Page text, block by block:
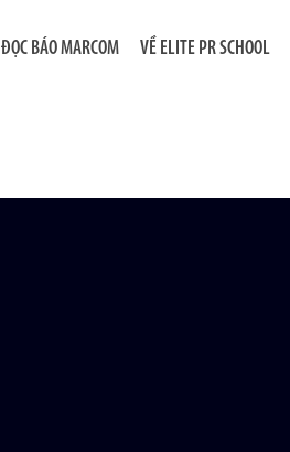
ĐỌC BÁO MARCOM VỀ ELITE PR SCHOOL